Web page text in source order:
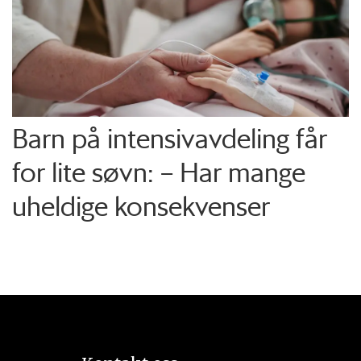
Barn på intensiv­avdeling får
for lite søvn: – Har mange
uheldige konsekvenser